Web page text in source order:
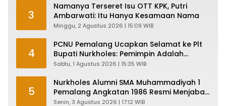
3
Namanya Terseret Isu OTT KPK, Putri
Ambarwati: Itu Hanya Kesamaan Nama
Minggu, 2 Agustus 2026 | 15:09 WIB
4
PCNU Pemalang Ucapkan Selamat ke Plt
Bupati Nurkholes: Pemimpin Adalah
Pelayan Rakyat!
Sabtu, 1 Agustus 2026 | 15:35 WIB
5
Nurkholes Alumni SMA Muhammadiyah 1
Pemalang Angkatan 1986 Resmi Menjabat
Plt Bupati, Inilah Pesan Ketua Asmam 86
Senin, 3 Agustus 2026 | 17:12 WIB